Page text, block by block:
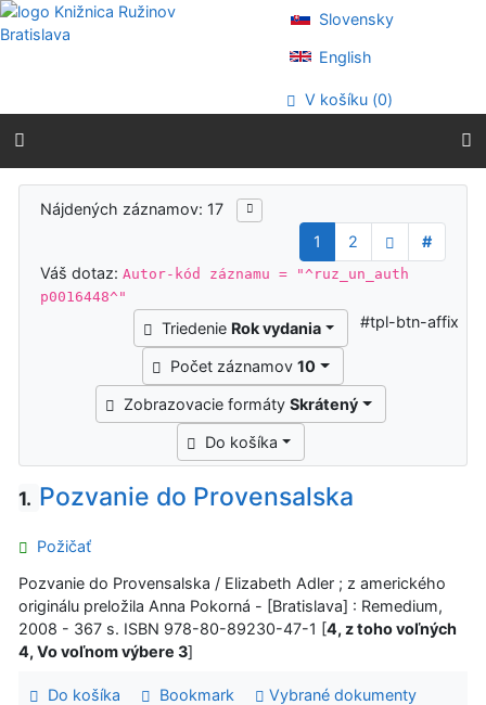
Prejsť na obsah
Prejsť na menu
Prehlásenie o webovej prístupnosti
Slovensky
English
V košíku (0)
Výsledky vyhľadávania
Nájdených záznamov: 17
1
2
#
Váš dotaz:Autor-kód záznamu = "^ruz_un_auth
p0016448^"
Triedenie Rok vydania
Počet záznamov10
Zobrazovacie formátySkrátený
Do košíka
#tpl-btn-affix
1. Pozvanie do Provensalska
Požičať
Pozvanie do Provensalska / Elizabeth Adler ; z amerického
originálu preložila Anna Pokorná - [Bratislava] : Remedium,
2008 - 367 s. ISBN 978-80-89230-47-1 [4, z toho voľných
4, Vo voľnom výbere 3]
Do košíka Bookmark Vybrané dokumenty